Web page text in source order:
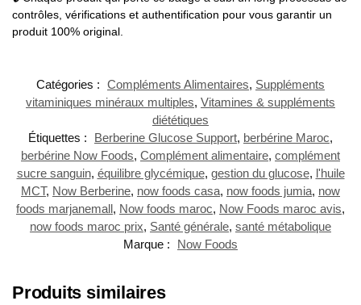
contrôles, vérifications et authentification pour vous garantir un
produit 100% original.
Catégories : Compléments Alimentaires, Suppléments
vitaminiques minéraux multiples, Vitamines & suppléments
diététiques
Étiquettes :
Berberine Glucose Support, berbérine Maroc,
berbérine Now Foods, Complément alimentaire, complément
sucre sanguin, équilibre glycémique, gestion du glucose, l'huile
MCT, Now Berberine, now foods casa, now foods jumia, now
foods marjanemall, Now foods maroc, Now Foods maroc avis,
now foods maroc prix, Santé générale, santé métabolique
Marque :
Now Foods
Produits similaires